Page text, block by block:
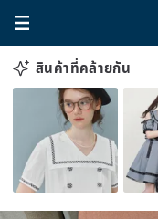
สินค้าที่คล้ายกัน